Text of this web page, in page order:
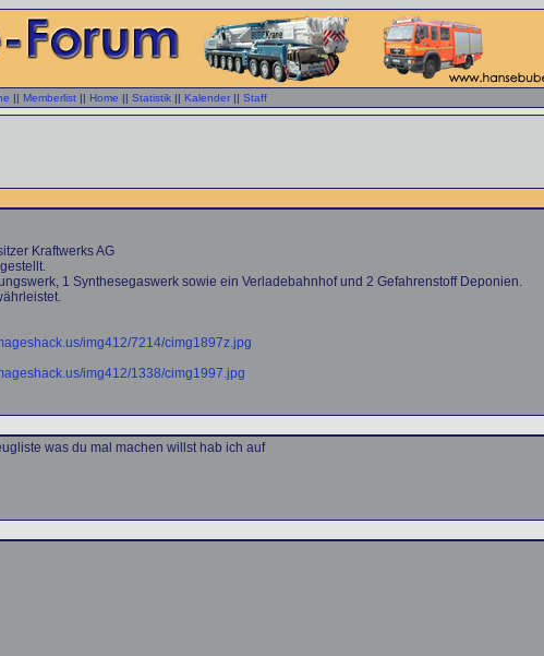
|| Memberlist || Home || Statistik || Kalender || Staff
Kraftwerks AG
1 Synthesegaswerk sowie ein Verladebahnhof und 2 Gefahrenstoff Deponien.
img412/7214/cimg1897z.jpg
img412/1338/cimg1997.jpg
was du mal machen willst hab ich auf